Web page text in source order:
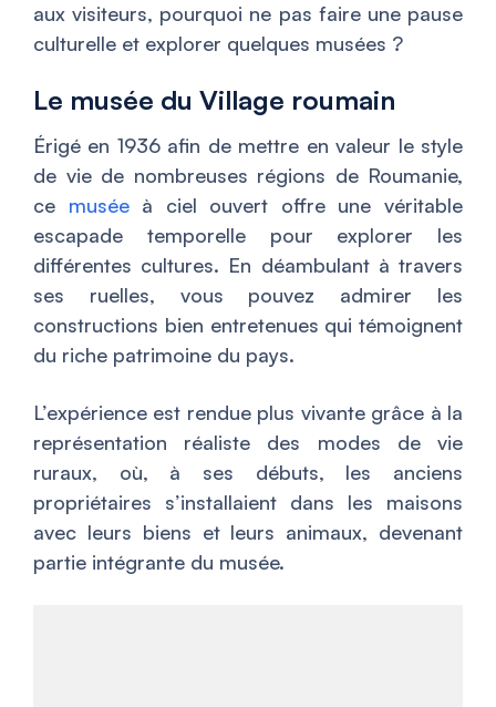
aux visiteurs, pourquoi ne pas faire une pause
culturelle et explorer quelques musées ?
Le musée du Village roumain
Érigé en 1936 afin de mettre en valeur le style
de vie de nombreuses régions de Roumanie,
ce muséeà ciel ouvert offre une véritable
escapade temporelle pour explorer les
différentes cultures. En déambulant à travers
ses ruelles, vous pouvez admirer les
constructions bien entretenues qui témoignent
du riche patrimoine du pays.
L’expérience est rendue plus vivante grâce à la
représentation réaliste des modes de vie
ruraux, où, à ses débuts, les anciens
propriétaires s’installaient dans les maisons
avec leurs biens et leurs animaux, devenant
partie intégrante du musée​.